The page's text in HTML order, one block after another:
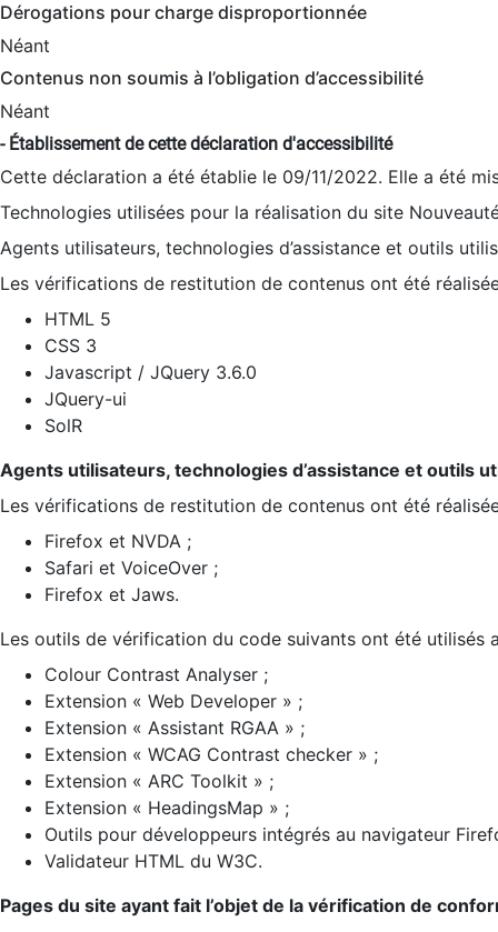
Dérogations pour charge disproportionnée
Néant
Contenus non soumis à l’obligation d’accessibilité
Néant
- Établissement de cette déclaration d'accessibilité
Cette déclaration a été établie le 09/11/2022. Elle a été
Technologies utilisées pour la réalisation du site
Agents utilisateurs, technologies d’assistance et outils
Les vérifications de restitution de contenus ont été
HTML 5
CSS 3
Javascript / JQuery 3.6.0
JQuery-ui
SolR
Agents utilisateurs, technologies d’assistance et outils
Les vérifications de restitution de contenus ont été
Firefox et NVDA ;
Safari et VoiceOver ;
Firefox et Jaws.
Les outils de vérification du code suivants ont été utilisés
Colour Contrast Analyser ;
Extension « Web Developer » ;
Extension « Assistant RGAA » ;
Extension « WCAG Contrast checker » ;
Extension « ARC Toolkit » ;
Extension « HeadingsMap » ;
Outils pour développeurs intégrés au navigateur
Validateur HTML du W3C.
Pages du site ayant fait l’objet de la vérification de